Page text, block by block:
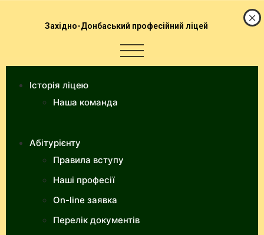
Західно-Донбаський професійний ліцей
Історія ліцею
Наша команда
Абітурієнту
Правила вступу
Наші професії
On-line заявка
Перелік документів